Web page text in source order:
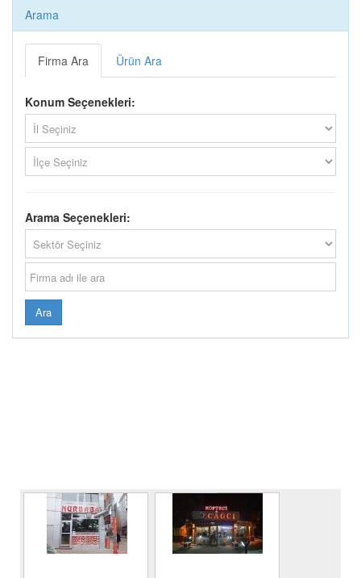
Arama
Firma Ara Ürün Ara
Konum Seçenekleri:
Arama Seçenekleri:
Ara